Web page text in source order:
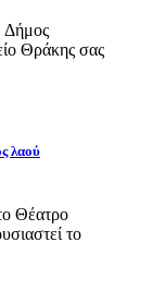
Δήμος
Θράκης σας
λαού
Θέατρο
το